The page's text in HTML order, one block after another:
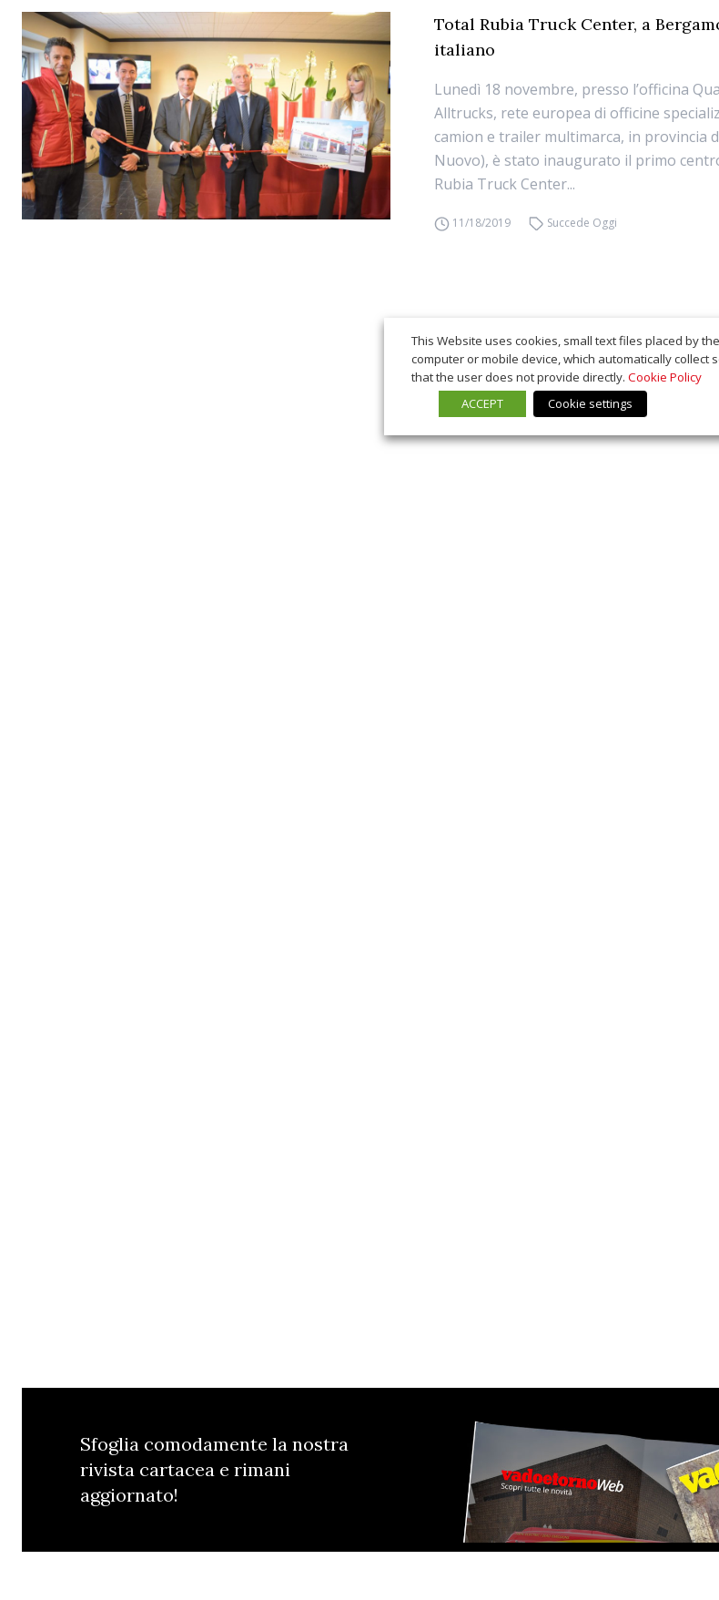
Total Rubia Truck Center, a
italiano
Lunedì 18 novembre, presso l’officina
Alltrucks, rete europea di officine
camion e trailer multimarca, in provincia
Nuovo), è stato inaugurato il primo
Rubia Truck Center...
11/18/2019 Succede Oggi
Sfoglia comodamente la nostra
rivista cartacea e rimani
aggiornato!
This Website uses cookies, small text files placed by
computer or mobile device, which automatically collect
that the user does not provide directly. Cookie Policy
ACCEPT
Cookie settings